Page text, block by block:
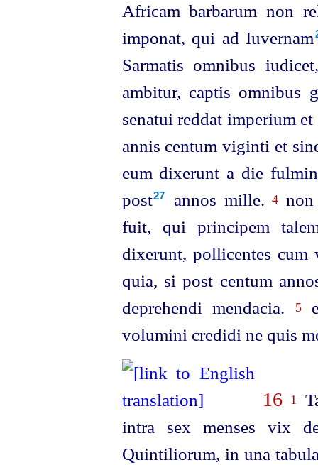
Africam barbarum non
imponat, qui ad Iuvernam⁠
Sarmatis omnibus
ambitur, captis omnibus
senatui reddat imperium
annis centum viginti et
eum dixerunt a die
post⁠27 annos mille.4 non
fuit, qui principem
dixerunt, pollicentes cum
quia, si post centum
deprehendi mendacia.
5
volumini credidi ne quis
16 1
intra sex menses vix
Quintiliorum, in una